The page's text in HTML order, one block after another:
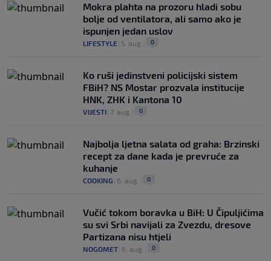
Mokra plahta na prozoru hladi sobu
bolje od ventilatora, ali samo ako je
ispunjen jedan uslov
LIFESTYLE 5. aug. 0
Ko ruši jedinstveni policijski sistem
FBiH? NS Mostar prozvala institucije
HNK, ZHK i Kantona 10
VIJESTI 7. aug. 0
Najbolja ljetna salata od graha: Brzinski
recept za dane kada je prevruće za
kuhanje
COOKING 6. aug. 0
Vučić tokom boravka u BiH: U Čipuljićima
su svi Srbi navijali za Zvezdu, dresove
Partizana nisu htjeli
NOGOMET 6. aug. 0